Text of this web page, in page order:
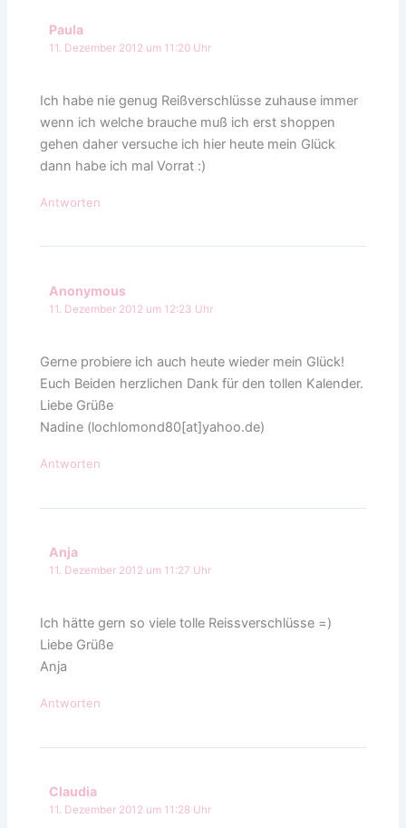
Paula
11. Dezember 2012 um 11:20 Uhr
Ich habe nie genug Reißverschlüsse zuhause immer
wenn ich welche brauche muß ich erst shoppen
gehen daher versuche ich hier heute mein Glück
dann habe ich mal Vorrat :)
Antworten
Anonymous
11. Dezember 2012 um 12:23 Uhr
Gerne probiere ich auch heute wieder mein Glück!
Euch Beiden herzlichen Dank für den tollen Kalender.
Liebe Grüße
Nadine (lochlomond80[at]yahoo.de)
Antworten
Anja
11. Dezember 2012 um 11:27 Uhr
Ich hätte gern so viele tolle Reissverschlüsse =)
Liebe Grüße
Anja
Antworten
Claudia
11. Dezember 2012 um 11:28 Uhr